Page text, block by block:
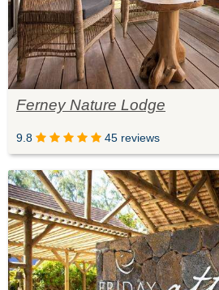
Ferney Nature Lodge
9.8 45 reviews